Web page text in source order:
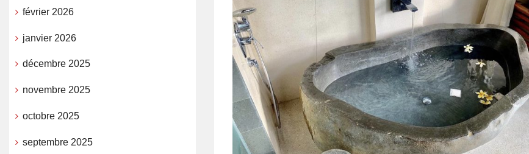
février 2026
janvier 2026
décembre 2025
novembre 2025
octobre 2025
septembre 2025